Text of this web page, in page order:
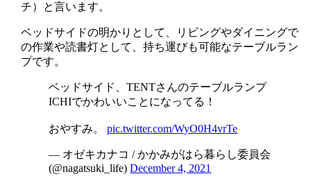
チ）と言います。
ベッドサイドの明かりとして、リビングやダイニングで
の作業や読書灯として、持ち運びも可能なテーブルラン
プです。
ベッドサイド、TENTさんのテーブルランプ
ICHIでかわいいことになってる！
おやすみ。pic.twitter.com/WyO0H4vrTe
— オゼキカナコ / かかみがはら暮らし委員会
(@nagatsuki_life)December 4, 2021